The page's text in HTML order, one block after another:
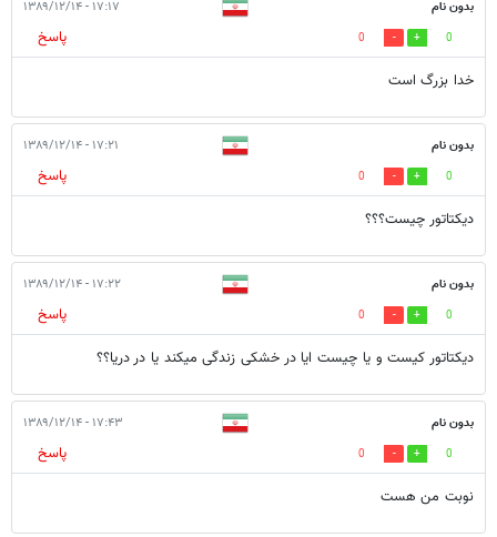
بدون نام ۱۷:۱۷ - ۱۳۸۹/۱۲/۱۴
0
0
پاسخ
خدا بزرگ است
بدون نام ۱۷:۲۱ - ۱۳۸۹/۱۲/۱۴
0
0
پاسخ
دیکتاتور چیست؟؟؟
بدون نام ۱۷:۲۲ - ۱۳۸۹/۱۲/۱۴
0
0
پاسخ
دیکتاتور کیست و یا چیست ایا در خشکی زندگی میکند یا در دریا؟؟
بدون نام ۱۷:۴۳ - ۱۳۸۹/۱۲/۱۴
0
0
پاسخ
نوبت من هست